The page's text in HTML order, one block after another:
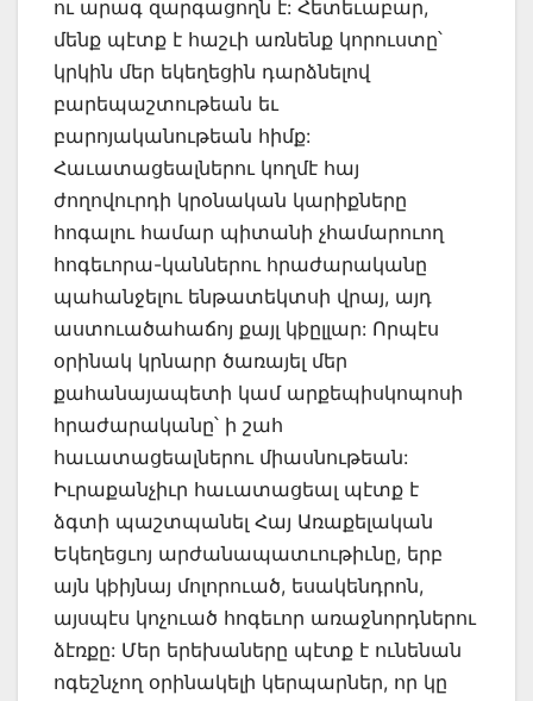
ու արագ զարգացողն է: Հետեւաբար,
մենք պէտք է հաշւի առնենք կորուստը՝
կրկին մեր եկեղեցին դարձնելով
բարեպաշտութեան եւ
բարոյականութեան հիմք:
Հաւատացեալներու կողմէ հայ
ժողովուրդի կրօնական կարիքները
հոգալու համար պիտանի չհամարուող
հոգեւորա-կաններու հրաժարականը
պահանջելու ենթատեկտսի վրայ, այդ
աստուածահաճոյ քայլ կþըլլար: Որպէս
օրինակ կրնարր ծառայել մեր
քահանայապետի կամ արքեպիսկոպոսի
հրաժարականը՝ ի շահ
հաւատացեալներու միասնութեան:
Իւրաքանչիւր հաւատացեալ պէտք է
ձգտի պաշտպանել Հայ Առաքելական
Եկեղեցւոյ արժանապատւութիւնը, երբ
այն կþիյնայ մոլորուած, եսակենդրոն,
այսպէս կոչուած հոգեւոր առաջնորդներու
ձէռքը: Մեր երեխաները պէտք է ունենան
ոգեշնչող օրինակելի կերպարներ, որ կը